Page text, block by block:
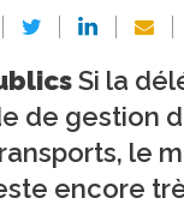
Si la
de gestion
le
encore